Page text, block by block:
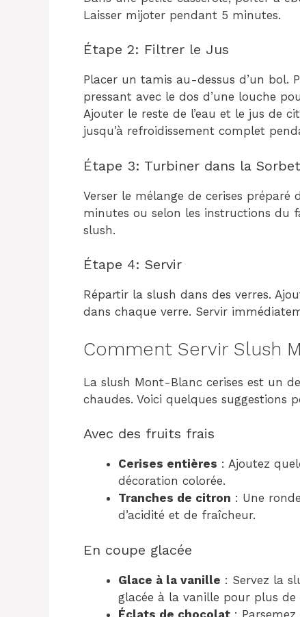
Laisser mijoter pendant 5 minutes.
Étape 2: Filtrer le Jus
Placer un tamis au-dessus d’un bol.
pressant avec le dos d’une louche
Ajouter le reste de l’eau et le jus de
jusqu’à refroidissement complet
Étape 3: Turbiner dans la
Verser le mélange de cerises
minutes ou selon les instructions du
slush.
Étape 4: Servir
Répartir la slush dans des verres.
dans chaque verre. Servir
Comment Servir Slush
La slush Mont-Blanc cerises est un
chaudes. Voici quelques suggestions
Avec des fruits frais
Cerises entières : Ajoutez
décoration colorée.
Tranches de citron : Une
d’acidité et de fraîcheur.
En coupe glacée
Glace à la vanille : Servez la
glacée à la vanille pour plus de
Éclats de chocolat :